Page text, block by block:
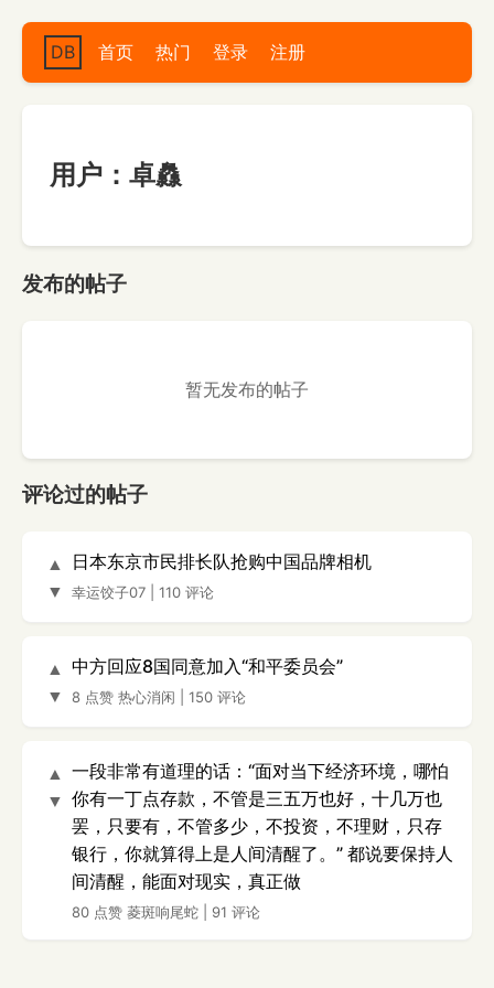
DB 首页 热门 登录 注册
用户：卓灥
发布的帖子
暂无发布的帖子
评论过的帖子
▲
▼
日本东京市民排长队抢购中国品牌相机
幸运饺子07 110 评论
▲
▼
中方回应8国同意加入“和平委员会”
8 点赞 热心消闲 150 评论
▲
▼
一段非常有道理的话：“面对当下经济环境，哪怕
你有一丁点存款，不管是三五万也好，十几万也
罢，只要有，不管多少，不投资，不理财，只存
银行，你就算得上是人间清醒了。” 都说要保持人
间清醒，能面对现实，真正做
80 点赞 菱斑响尾蛇 91 评论